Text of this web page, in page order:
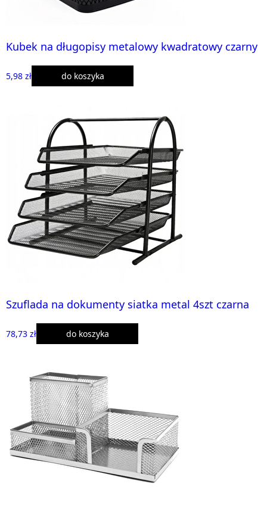
Kubek na długopisy metalowy kwadratowy czarny
5,98 zł do koszyka
Szuflada na dokumenty siatka metal 4szt czarna
78,73 zł do koszyka